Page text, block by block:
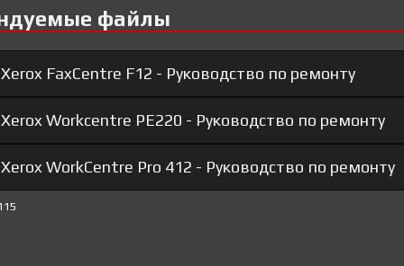
файлы
FaxCentre F12 - Руководство по ремонту
Workcentre PE220 - Руководство по ремонту
WorkCentre Pro 412 - Руководство по ремонту